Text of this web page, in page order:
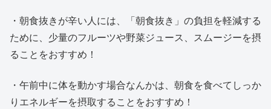
・朝食抜きが辛い人には、「朝食抜き」の負担を軽減する
ために、少量のフルーツや野菜ジュース、スムージーを摂
ることをおすすめ！
・午前中に体を動かす場合なんかは、朝食を食べてしっか
りエネルギーを摂取することをおすすめ！